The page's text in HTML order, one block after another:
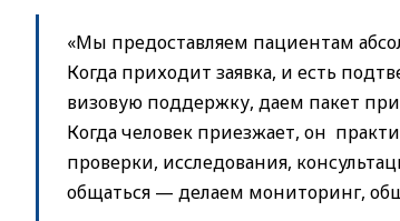
«Мы предоставляем пациентам
Когда приходит заявка, и есть
визовую поддержку, даем пакет
Когда человек приезжает, он
проверки, исследования,
общаться — делаем мониторинг,